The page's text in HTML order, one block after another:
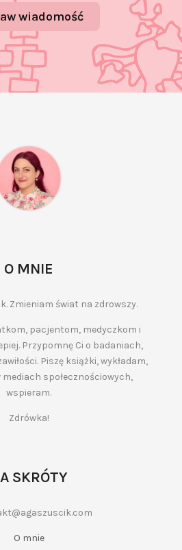
wiadomość
O MNIE
Zmieniam świat na zdrowszy.
pacjentom, medyczkom i
Przypomnę Ci o badaniach,
Piszę książki, wykładam,
mediach społecznościowych,
wspieram.
Zdrówka!
SKRÓTY
O mnie